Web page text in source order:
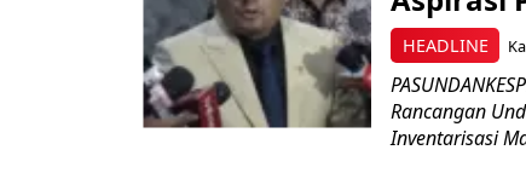
HEADLINE
Rancangan
Inventarisasi